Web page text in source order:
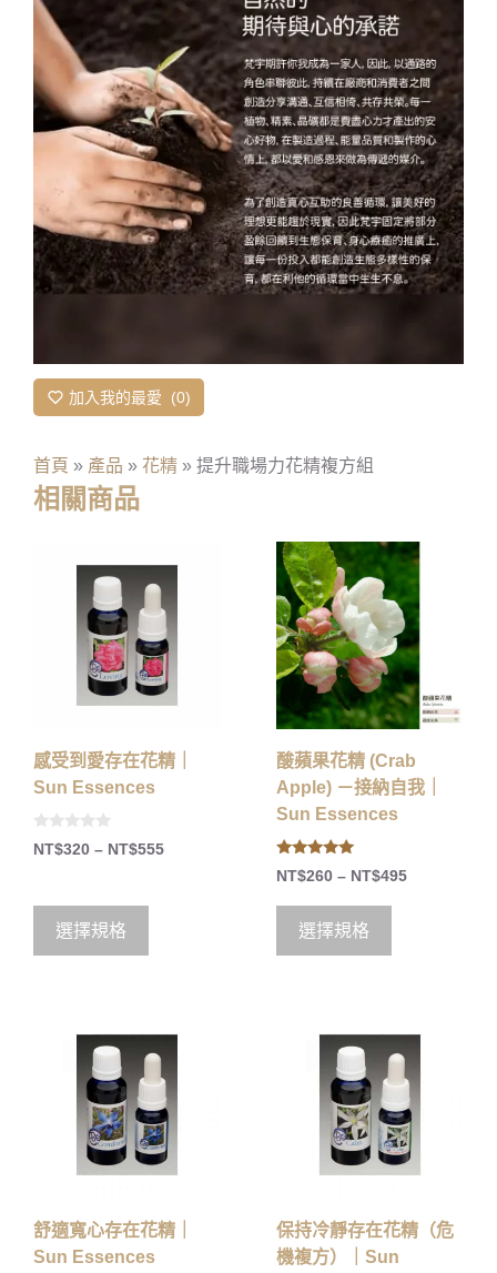
加入我的最愛 0
首頁 » 產品 » 花精 » 提升職場力花精複方組
相關商品
感受到愛存在花精｜
Sun Essences
0
oNT$320 – NT$555
選擇規格
酸蘋果花精 (Crab
Apple) －接納自我｜
Sun Essences
5.00
out of 5
NT$260 – NT$495
選擇規格
舒適寬心存在花精｜
Sun Essences
保持冷靜存在花精（危
機複方）｜Sun